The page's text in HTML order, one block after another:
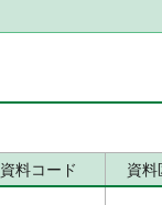
資料コード 資料